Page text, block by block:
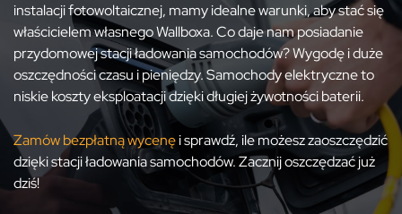
instalacji fotowoltaicznej, mamy idealne warunki, aby stać się
właścicielem własnego Wallboxa. Co daje nam posiadanie
przydomowej stacji ładowania samochodów? Wygodę i duże
oszczędności czasu i pieniędzy. Samochody elektryczne to
niskie koszty eksploatacji dzięki długiej żywotności baterii.
Zamów bezpłatną wycenęi sprawdź, ile możesz zaoszczędzić
dzięki stacji ładowania samochodów. Zacznij oszczędzać już
dziś!